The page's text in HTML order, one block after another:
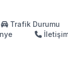
Trafik Durumu